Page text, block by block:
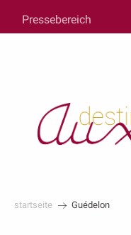
contenu
principal
Pressebereich
startseite Guédelon